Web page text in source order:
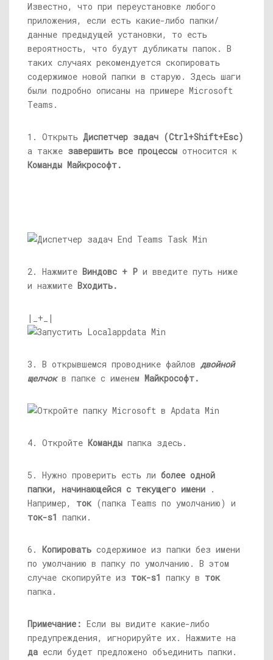
Известно, что при переустановке любого
приложения, если есть какие-либо папки/
данные предыдущей установки, то есть
вероятность, что будут дубликаты папок. В
таких случаях рекомендуется скопировать
содержимое новой папки в старую. Здесь шаги
были подробно описаны на примере Microsoft
Teams.
1. Открыть Диспетчер задач (Ctrl+Shift+Esc)
а также завершить все процессы относится к
Команды Майкрософт.
2. Нажмите Виндовс + Р и введите путь ниже
и нажмите Входить.
|_+_|
3. В открывшемся проводнике файлов двойной
щелчок в папке с именем Майкрософт.
4. Откройте Команды папка здесь.
5. Нужно проверить есть ли более одной
папки, начинающейся с текущего имени .
Например, ток(папка Teams по умолчанию) и
ток-s1 папки.
6. Копировать содержимое из папки без имени
по умолчанию в папку по умолчанию. В этом
случае скопируйте из ток-s1 папку в ток
папка.
Примечание: Если вы видите какие-либо
предупреждения, игнорируйте их. Нажмите на
да если будет предложено объединить папки.